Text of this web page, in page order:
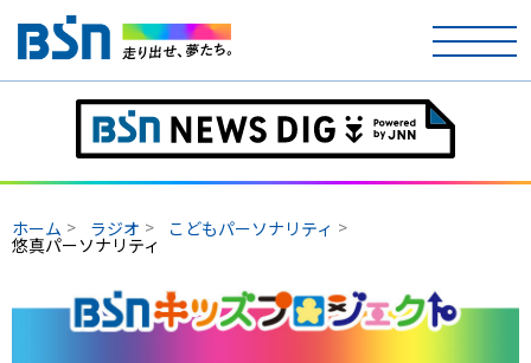
ホーム
テレビ
ラジオ
アナウンサー
ホーム ラジオ こどもパーソナリティ
悠真パーソナリティ